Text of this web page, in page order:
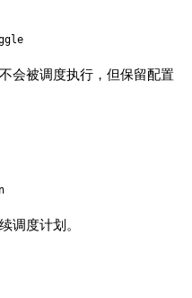
会被调度执行，但保留配置
调度计划。